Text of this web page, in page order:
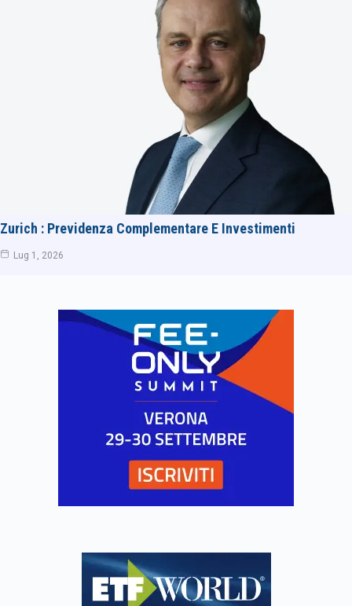
Zurich : Previdenza Complementare E Investimenti
Lug 1, 2026